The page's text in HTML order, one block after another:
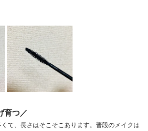
育つ／
て、長さはそこそこあります。普段のメイクは